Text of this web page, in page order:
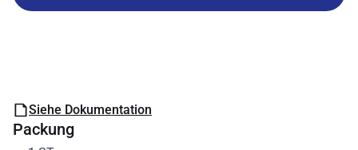
Siehe Dokumentation
Packung